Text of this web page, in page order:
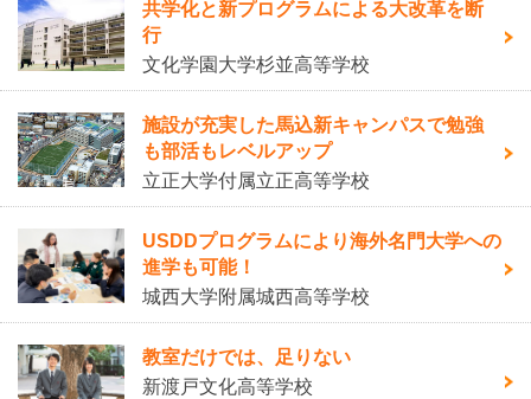
共学化と新プログラムによる大改革を断
行
文化学園大学杉並高等学校
施設が充実した馬込新キャンパスで勉強
も部活もレベルアップ
立正大学付属立正高等学校
USDDプログラムにより海外名門大学への
進学も可能！
城西大学附属城西高等学校
教室だけでは、足りない
新渡戸文化高等学校